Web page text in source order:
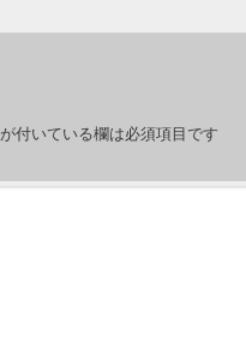
が付いている欄は必須項目です